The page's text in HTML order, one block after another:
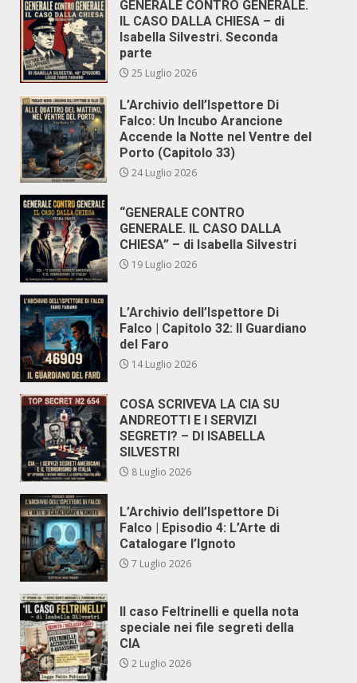
GENERALE CONTRO GENERALE.
IL CASO DALLA CHIESA – di
Isabella Silvestri. Seconda
parte
25 Luglio 2026
L’Archivio dell’Ispettore Di
Falco: Un Incubo Arancione
Accende la Notte nel Ventre del
Porto (Capitolo 33)
24 Luglio 2026
“GENERALE CONTRO
GENERALE. IL CASO DALLA
CHIESA” – di Isabella Silvestri
19 Luglio 2026
L’Archivio dell’Ispettore Di
Falco | Capitolo 32: Il Guardiano
del Faro
14 Luglio 2026
COSA SCRIVEVA LA CIA SU
ANDREOTTI E I SERVIZI
SEGRETI? – DI ISABELLA
SILVESTRI
8 Luglio 2026
L’Archivio dell’Ispettore Di
Falco | Episodio 4: L’Arte di
Catalogare l’Ignoto
7 Luglio 2026
Il caso Feltrinelli e quella nota
speciale nei file segreti della
CIA
2 Luglio 2026